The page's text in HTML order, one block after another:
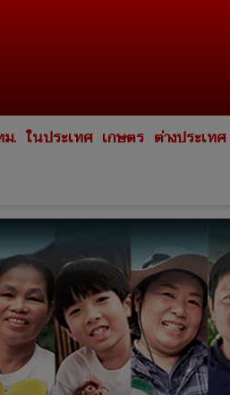
. ในประเทศ เกษตร ต่างประเทศ